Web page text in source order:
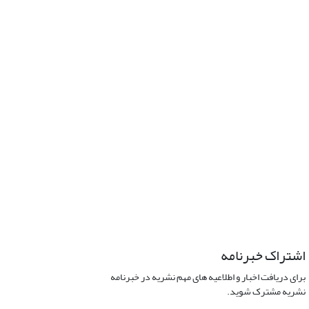
اشتراک خبرنامه
برای دریافت اخبار و اطلاعیه های مهم نشریه در خبرنامه
نشریه مشترک شوید.